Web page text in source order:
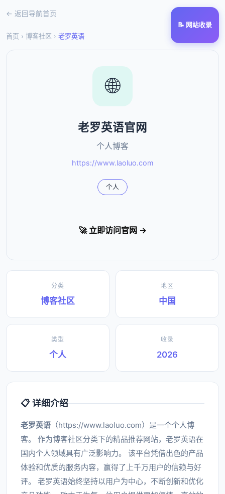
📝 网站收录
← 返回导航首页
首页 › 博客社区 › 老罗英语
🌐
老罗英语官网
个人博客
https://www.laoluo.com
个人
🚀 立即访问官网 →
分类
博客社区
地区
中国
类型
个人
收录
2026
📋 详细介绍
老罗英语 （https://www.laoluo.com）是一个个人博
客。 作为博客社区分类下的精品推荐网站，老罗英语在
国内个人领域具有广泛影响力。 该平台凭借出色的产品
体验和优质的服务内容，赢得了上千万用户的信赖与好
评。 老罗英语始终坚持以用户为中心，不断创新和优化